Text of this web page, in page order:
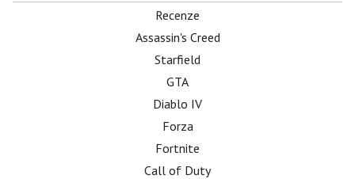
Recenze
Assassin's Creed
Starfield
GTA
Diablo IV
Forza
Fortnite
Call of Duty